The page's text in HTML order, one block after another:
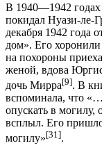
В 1940—1942 годах
покидал Нуази-ле-
декабря 1942 года
дом». Его
на похороны
женой, вдова
дочь Мирра[9]. В
вспоминала, что
опускать в могилу,
всплыл. Его
могилу»[31].